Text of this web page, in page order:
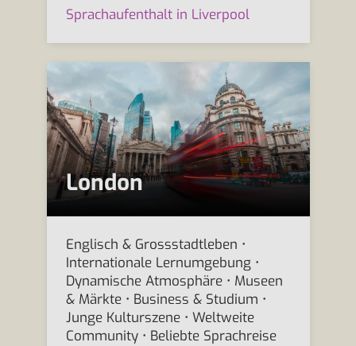
Sprachaufenthalt in Liverpool
London
Englisch & Grossstadtleben •
Internationale Lernumgebung •
Dynamische Atmosphäre • Museen
& Märkte • Business & Studium •
Junge Kulturszene • Weltweite
Community • Beliebte Sprachreise